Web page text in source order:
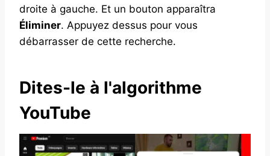
droite à gauche. Et un bouton apparaîtra
Éliminer. Appuyez dessus pour vous
débarrasser de cette recherche.
Dites-le à l'algorithme
YouTube